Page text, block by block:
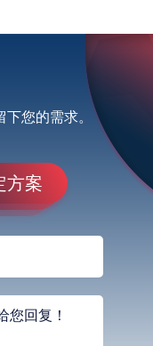
您的需求。
方案